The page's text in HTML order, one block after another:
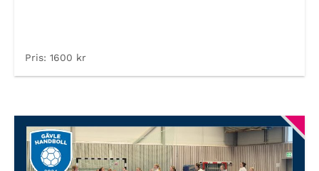
Pris: 1600 kr